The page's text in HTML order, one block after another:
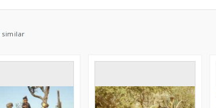
similar